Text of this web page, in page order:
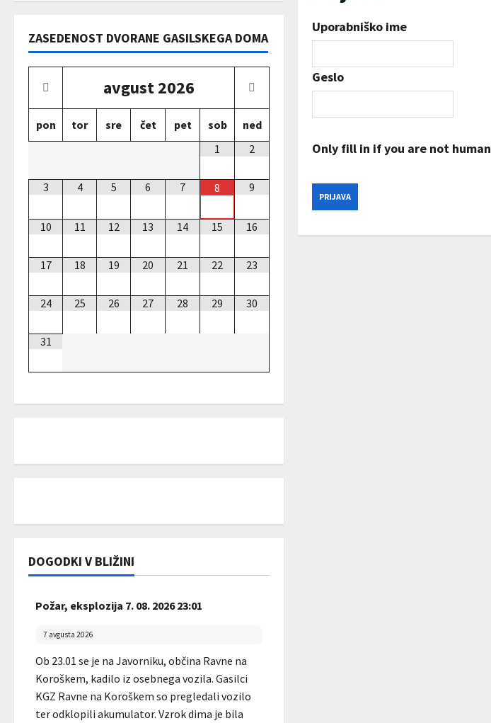
Uporabniško ime
Geslo
Only fill in if you are not human
ZASEDENOST DVORANE GASILSKEGA DOMA
avgust 2026
pon tor sre čet pet sob
ned
1
2
3 4 5 6 7 8 9
10 11 12 13 14 15 16
17 18 19 20 21 22 23
24 25 26 27 28 29 30
31
DOGODKI V BLIŽINI
Požar, eksplozija 7. 08. 2026 23:01
7 avgusta 2026
Ob 23.01 se je na Javorniku, občina Ravne na
Koroškem, kadilo iz osebnega vozila. Gasilci
KGZ Ravne na Koroškem so pregledali vozilo
ter odklopili akumulator. Vzrok dima je bila